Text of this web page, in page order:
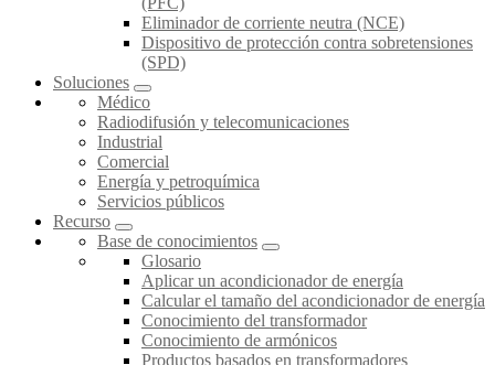
Eliminador de corriente neutra (NCE)
Dispositivo de protección contra sobretensiones
(SPD)
Soluciones
Médico
Radiodifusión y telecomunicaciones
Industrial
Comercial
Energía y petroquímica
Servicios públicos
Recurso
Base de conocimientos
Glosario
Aplicar un acondicionador de energía
Calcular el tamaño del acondicionador de energía
Conocimiento del transformador
Conocimiento de armónicos
Productos basados en transformadores